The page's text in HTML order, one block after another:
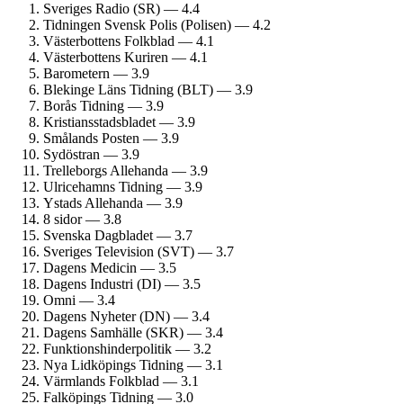
Sveriges Radio (SR) — 4.4
Tidningen Svensk Polis (Polisen) — 4.2
Västerbottens Folkblad — 4.1
Västerbottens Kuriren — 4.1
Barometern — 3.9
Blekinge Läns Tidning (BLT) — 3.9
Borås Tidning — 3.9
Kristiansstadsbladet — 3.9
Smålands Posten — 3.9
Sydöstran — 3.9
Trelleborgs Allehanda — 3.9
Ulricehamns Tidning — 3.9
Ystads Allehanda — 3.9
8 sidor — 3.8
Svenska Dagbladet — 3.7
Sveriges Television (SVT) — 3.7
Dagens Medicin — 3.5
Dagens Industri (DI) — 3.5
Omni — 3.4
Dagens Nyheter (DN) — 3.4
Dagens Samhälle (SKR) — 3.4
Funktionshinder­politik — 3.2
Nya Lidköpings Tidning — 3.1
Värmlands Folkblad — 3.1
Falköpings Tidning — 3.0